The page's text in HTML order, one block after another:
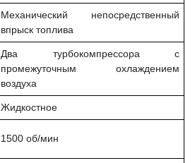
Механический непосредственный
впрыск топлива
Два турбокомпрессора с
промежуточным охлаждением
воздуха
Жидкостное
1500 об/мин